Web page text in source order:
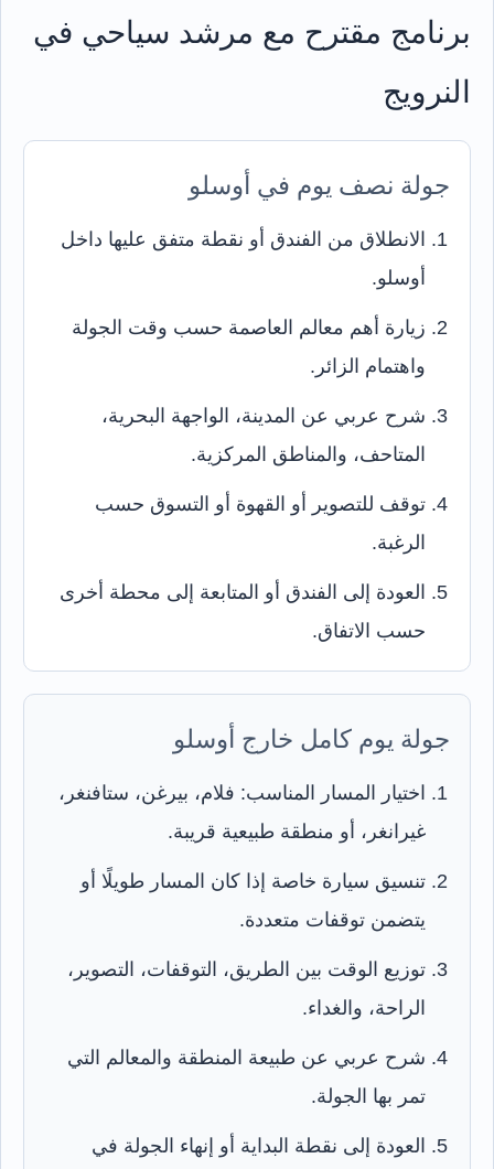
برنامج مقترح مع مرشد سياحي في
النرويج
جولة نصف يوم في أوسلو
الانطلاق من الفندق أو نقطة متفق عليها داخل
أوسلو.
زيارة أهم معالم العاصمة حسب وقت الجولة
واهتمام الزائر.
شرح عربي عن المدينة، الواجهة البحرية،
المتاحف، والمناطق المركزية.
توقف للتصوير أو القهوة أو التسوق حسب
الرغبة.
العودة إلى الفندق أو المتابعة إلى محطة أخرى
حسب الاتفاق.
جولة يوم كامل خارج أوسلو
اختيار المسار المناسب: فلام، بيرغن، ستافنغر،
غيرانغر، أو منطقة طبيعية قريبة.
تنسيق سيارة خاصة إذا كان المسار طويلًا أو
يتضمن توقفات متعددة.
توزيع الوقت بين الطريق، التوقفات، التصوير،
الراحة، والغداء.
شرح عربي عن طبيعة المنطقة والمعالم التي
تمر بها الجولة.
العودة إلى نقطة البداية أو إنهاء الجولة في